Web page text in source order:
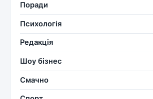
Поради
Психологія
Редакція
Шоу бізнес
Смачно